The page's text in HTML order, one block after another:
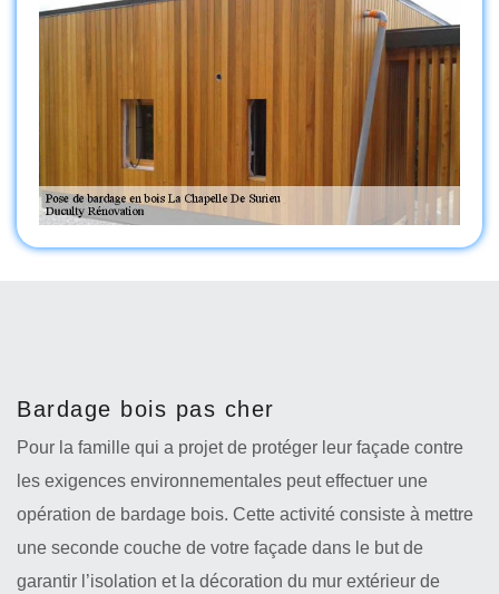
Bardage bois pas cher
Pour la famille qui a projet de protéger leur façade contre
les exigences environnementales peut effectuer une
opération de bardage bois. Cette activité consiste à mettre
une seconde couche de votre façade dans le but de
garantir l’isolation et la décoration du mur extérieur de